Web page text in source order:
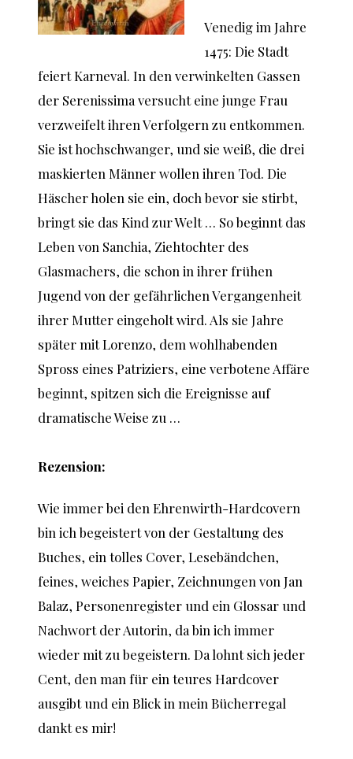
Venedig im Jahre
1475: Die Stadt
feiert Karneval. In den verwinkelten Gassen
der Serenissima versucht eine junge Frau
verzweifelt ihren Verfolgern zu entkommen.
Sie ist hochschwanger, und sie weiß, die drei
maskierten Männer wollen ihren Tod. Die
Häscher holen sie ein, doch bevor sie stirbt,
bringt sie das Kind zur Welt … So beginnt das
Leben von Sanchia, Ziehtochter des
Glasmachers, die schon in ihrer frühen
Jugend von der gefährlichen Vergangenheit
ihrer Mutter eingeholt wird. Als sie Jahre
später mit Lorenzo, dem wohlhabenden
Spross eines Patriziers, eine verbotene Affäre
beginnt, spitzen sich die Ereignisse auf
dramatische Weise zu …
Rezension:
Wie immer bei den Ehrenwirth-Hardcovern
bin ich begeistert von der Gestaltung des
Buches, ein tolles Cover, Lesebändchen,
feines, weiches Papier, Zeichnungen von Jan
Balaz, Personenregister und ein Glossar und
Nachwort der Autorin, da bin ich immer
wieder mit zu begeistern. Da lohnt sich jeder
Cent, den man für ein teures Hardcover
ausgibt und ein Blick in mein Bücherregal
dankt es mir!